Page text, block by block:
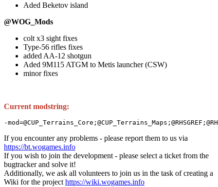
Aded Beketov island
@WOG_Mods
colt x3 sight fixes
Type-56 rifles fixes
added AA-12 shotgun
Aded 9M115 ATGM to Metis launcher (CSW)
minor fixes
Current modstring:
-
If you encounter any problems - please report them to us via
https://bt.wogames.info
If you wish to join the development - please select a ticket from the
bugtracker and solve it!
Additionally, we ask all volunteers to join us in the task of creating a
Wiki for the project https://wiki.wogames.info